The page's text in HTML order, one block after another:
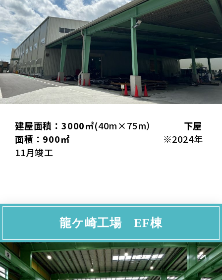
建屋面積：3000㎡(40m×75m） 下屋
面積：900㎡ ※2024年
11月竣工
龍ケ崎工場 EF棟